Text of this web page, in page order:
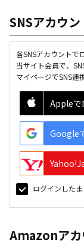
SNSアカウ
各SNSアカウントで
当サイト会員で、
マイページでSNS連
Appleで
Google
ログインした
Amazonアカ